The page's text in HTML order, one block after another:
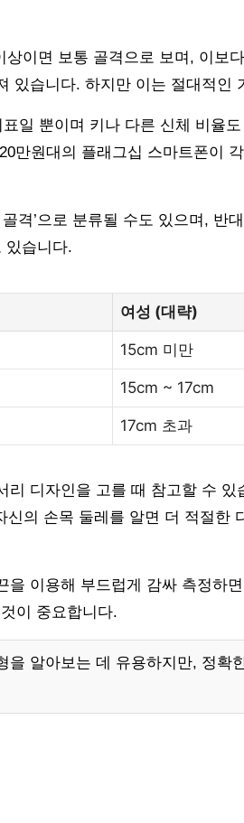
이면 보통 골격으로 보며, 이보
있습니다. 하지만 이는 절대적인
일 뿐이며 키나 다른 신체 비율
만원대의 플래그십 스마트폰이
격’으로 분류될 수도 있으며, 반
있습니다.
여성 (대략)
15cm 미만
15cm ~ 17cm
17cm 초과
디자인을 고를 때 참고할 수 있
의 손목 둘레를 알면 더 적절한
이용해 부드럽게 감싸 측정하
이 중요합니다.
을 알아보는 데 유용하지만, 정확